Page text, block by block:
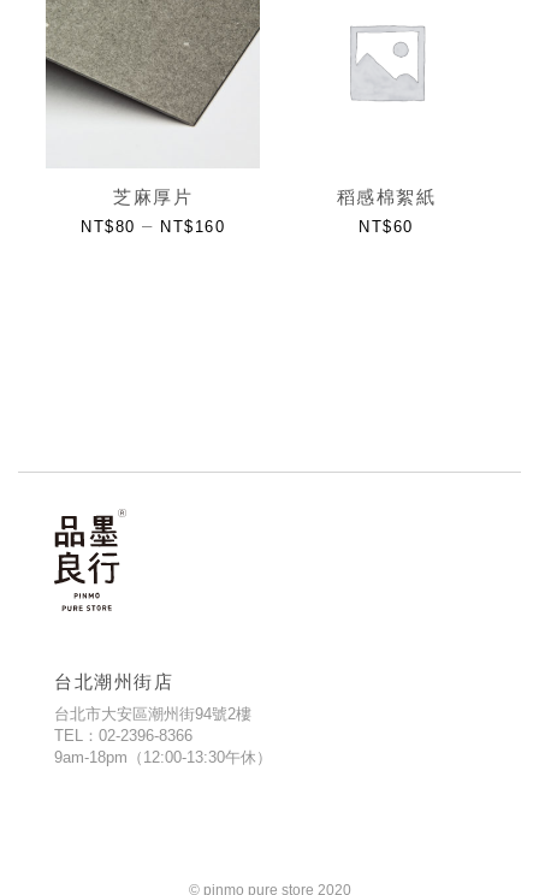
芝麻厚片
NT$80 – NT$ 160
稻感棉絮紙
NT$60
台北潮州街店
台北市大安區潮州街94號2樓
TEL：02-2396-8366
9am-18pm（12:00-13:30午休）
© pinmo pure store 2020